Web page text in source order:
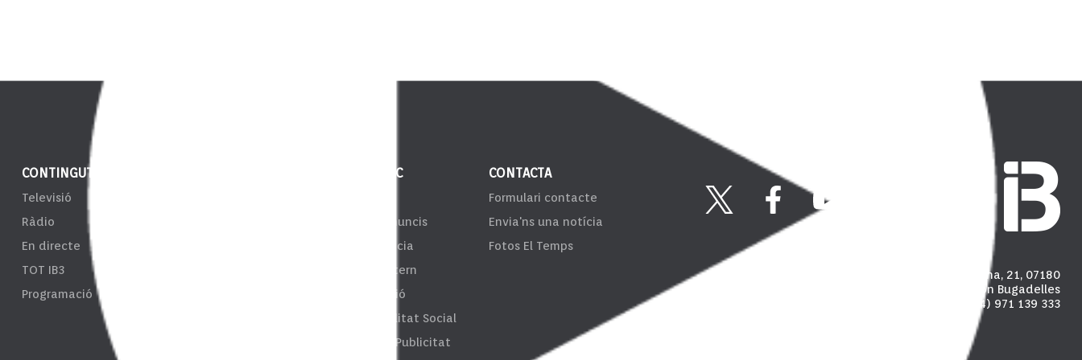
CONTINGUT
Televisió
Ràdio
En directe
TOT IB3
Programació
ENS PÚBLIC
Tauler d'anuncis
Transparència
Sistema Intern
d'Informació
Responsibilitat Social
Tarifes de Publicitat
CONTACTA
Formulari contacte
Envia'ns una notícia
Fotos El Temps
Carrer Madalena, 21, 07180
Polígon industrial de Son Bugadelles
(+34) 971 139 333